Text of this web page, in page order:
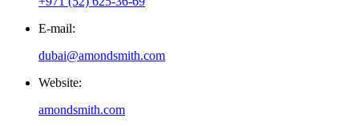
E-mail:
dubai@amondsmith.com
Website:
amondsmith.com